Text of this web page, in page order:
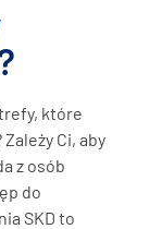
które
Ci, aby
z osób
do
SKD to